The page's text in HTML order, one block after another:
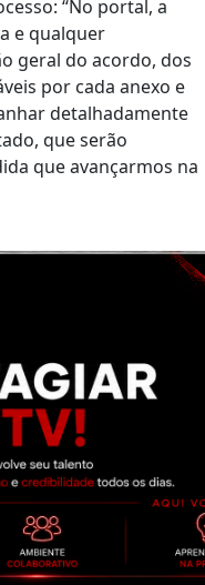
“No portal, a
e qualquer
geral do acordo, dos
por cada anexo e
detalhadamente
que serão
que avançarmos na